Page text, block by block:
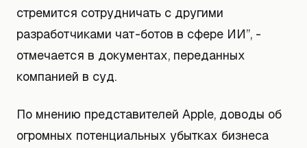
стремится сотрудничать с другими
разработчиками чат-ботов в сфере ИИ”, -
отмечается в документах, переданных
компанией в суд.
По мнению представителей Apple, доводы об
огромных потенциальных убытках бизнеса